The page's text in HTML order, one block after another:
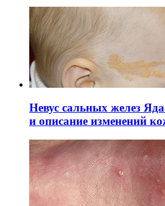
Невус сальных желез
и описание изменений